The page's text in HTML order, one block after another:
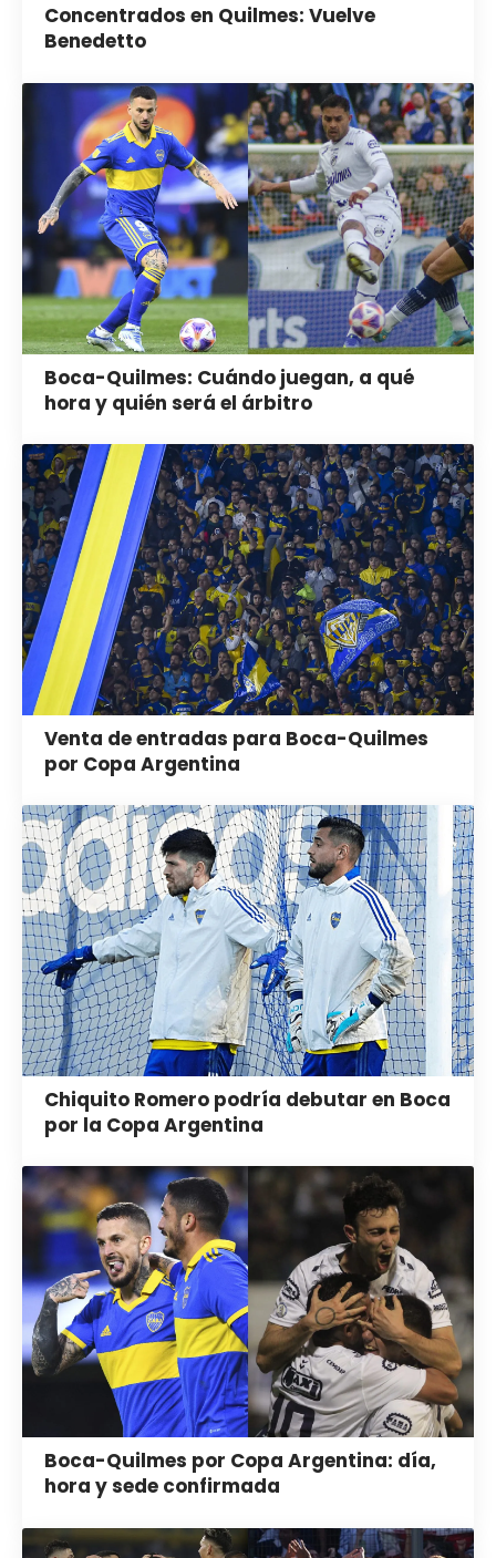
Concentrados en Quilmes: Vuelve
Benedetto
Boca-Quilmes: Cuándo juegan, a qué
hora y quién será el árbitro
Venta de entradas para Boca-Quilmes
por Copa Argentina
Chiquito Romero podría debutar en Boca
por la Copa Argentina
Boca-Quilmes por Copa Argentina: día,
hora y sede confirmada